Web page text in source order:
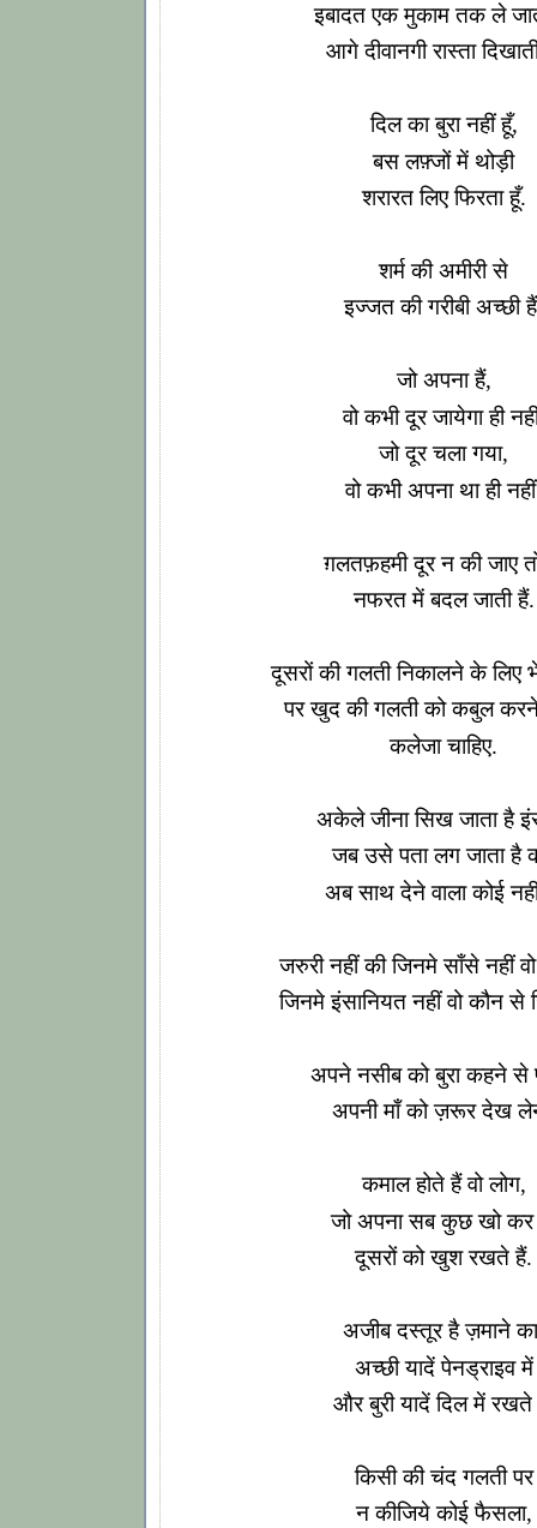
इबादत एक मुकाम तक ले
आगे दीवानगी रास्ता
दिल का बुरा नहीं हूँ,
बस लफ़्जों में थोड़ी
शरारत लिए फिरता हूँ.
शर्म की अमीरी से
इज्जत की गरीबी अच्छी
जो अपना हैं,
वो कभी दूर जायेगा ही
जो दूर चला गया,
वो कभी अपना था ही
ग़लतफ़हमी दूर न की जाए
नफरत में बदल जाती हैं.
दूसरों की गलती निकालने के लिए
पर खुद की गलती को कबुल
कलेजा चाहिए.
अकेले जीना सिख जाता है
जब उसे पता लग जाता है
अब साथ देने वाला कोई
जरुरी नहीं की जिनमे साँसे नहीं वो
जिनमे इंसानियत नहीं वो कौन से
अपने नसीब को बुरा कहने से
अपनी माँ को ज़रूर देख
कमाल होते हैं वो लोग,
जो अपना सब कुछ खो कर
दूसरों को खुश रखते हैं.
अजीब दस्तूर है ज़माने
अच्छी यादें पेनड्राइव में
और बुरी यादें दिल में रखते
किसी की चंद गलती पर
न कीजिये कोई फैसला,